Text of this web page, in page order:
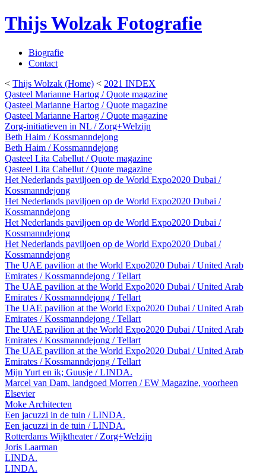
Thijs Wolzak Fotografie
Biografie
Contact
< Thijs Wolzak (Home) < 2021 INDEX
Qasteel Marianne Hartog / Quote magazine
Qasteel Marianne Hartog / Quote magazine
Qasteel Marianne Hartog / Quote magazine
Zorg-initiatieven in NL / Zorg+Welzijn
Beth Haim / Kossmanndejong
Beth Haim / Kossmanndejong
Qasteel Lita Cabellut / Quote magazine
Qasteel Lita Cabellut / Quote magazine
Het Nederlands paviljoen op de World Expo2020 Dubai /
Kossmanndejong
Het Nederlands paviljoen op de World Expo2020 Dubai /
Kossmanndejong
Het Nederlands paviljoen op de World Expo2020 Dubai /
Kossmanndejong
Het Nederlands paviljoen op de World Expo2020 Dubai /
Kossmanndejong
The UAE pavilion at the World Expo2020 Dubai / United Arab
Emirates / Kossmanndejong / Tellart
The UAE pavilion at the World Expo2020 Dubai / United Arab
Emirates / Kossmanndejong / Tellart
The UAE pavilion at the World Expo2020 Dubai / United Arab
Emirates / Kossmanndejong / Tellart
The UAE pavilion at the World Expo2020 Dubai / United Arab
Emirates / Kossmanndejong / Tellart
The UAE pavilion at the World Expo2020 Dubai / United Arab
Emirates / Kossmanndejong / Tellart
Mijn Yurt en ik; Guusje / LINDA.
Marcel van Dam, landgoed Morren / EW Magazine, voorheen
Elsevier
Moke Architecten
Een jacuzzi in de tuin / LINDA.
Een jacuzzi in de tuin / LINDA.
Rotterdams Wijktheater / Zorg+Welzijn
Joris Laarman
LINDA.
LINDA.